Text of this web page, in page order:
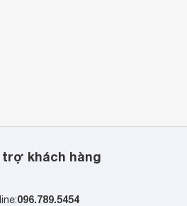
trợ khách hàng
096.789.5454